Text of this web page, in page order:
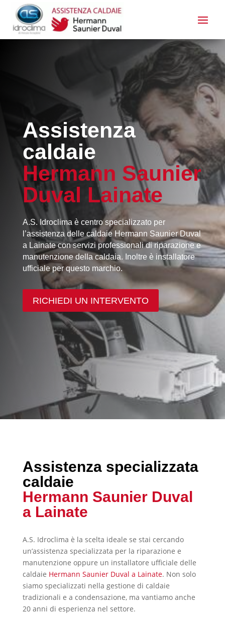
Assistenza
caldaie
Hermann Saunier
Duval Lainate
A.S. Idroclima è centro specializzato per
l’assistenza delle caldaie Hermann Saunier Duval
a Lainate con servizi professionali di riparazione e
manutenzione della caldaia. Inoltre è installatore
ufficiale per questo marchio.
RICHIEDI UN INTERVENTO
Assistenza specializzata
caldaie
Hermann Saunier Duval
a Lainate
A.S. Idroclima è la scelta ideale se stai cercando
un’assistenza specializzata per la riparazione e
manutenzione oppure un installatore ufficiale delle
caldaie Hermann Saunier Duval a Lainate. Non solo
siamo specializzati nella gestione di caldaie
tradizionali e a condensazione, ma vantiamo anche
20 anni di esperienza nel settore.